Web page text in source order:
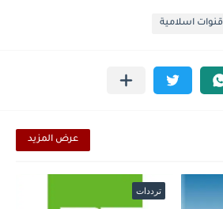
قنوات اسلامية
عرض المزيد
ترددات